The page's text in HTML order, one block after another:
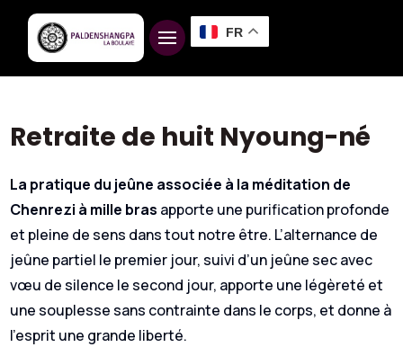
Retraite de huit Nyoung-né
La pratique du jeûne associée à la méditation de
Chenrezi à mille bras apporte une purification profonde
et pleine de sens dans tout notre être. L’alternance de
jeûne partiel le premier jour, suivi d’un jeûne sec avec
vœu de silence le second jour, apporte une légèreté et
une souplesse sans contrainte dans le corps, et donne à
l’esprit une grande liberté.
FR